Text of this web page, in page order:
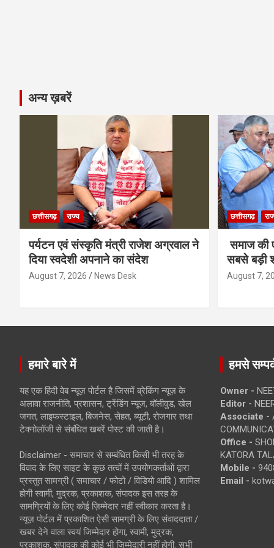
अन्य ख़बरें
छत्तीसगढ़ राज्य
पर्यटन एवं संस्कृति मंत्री राजेश अग्रवाल ने
दिया स्वदेशी अपनाने का संदेश
August 7, 2026 News Desk
छत्तीसगढ़
समाज की
सबसे बड़ी
August 7,
हमारे बारे में
यह एक हिंदी वेब न्यूज़ पोर्टल है जिसमें ब्रेकिंग न्यूज़ के
अलावा राजनीति, प्रशासन, ट्रेंडिंग न्यूज, बॉलीवुड, खेल
जगत, लाइफस्टाइल, बिजनेस, सेहत, ब्यूटी, रोजगार तथा
टेक्नोलॉजी से संबंधित खबरें पोस्ट की जाती है।
Disclaimer - समाचार से सम्बंधित किसी भी तरह के
विवाद के लिए साइट के कुछ तत्वों में उपयोगकर्ताओं द्वारा
प्रस्तुत सामग्री ( समाचार / फोटो / विडियो आदि ) शामिल
होगी स्वामी, मुद्रक, प्रकाशक, संपादक इस तरह के
सामग्रियों के लिए कोई ज़िम्मेदार नहीं स्वीकार करता है।
न्यूज़ पोर्टल में प्रकाशित ऐसी सामग्री के लिए संवाददाता /
खबर देने वाला स्वयं जिम्मेदार होगा, स्वामी, मुद्रक,
प्रकाशक, संपादक की कोई भी जिम्मेदारी नहीं होगी. सभी
हमसे
Owner -
Editor -
Associate -
Office -
KATORA
Mobile -
Email -